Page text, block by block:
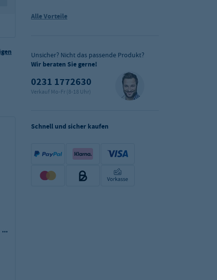
Alle Vorteile
Unsicher? Nicht das passende Produkt?
Wir beraten Sie gerne!
0231 1772630
Verkauf Mo-Fr (8-18 Uhr)
Schnell und sicher kaufen